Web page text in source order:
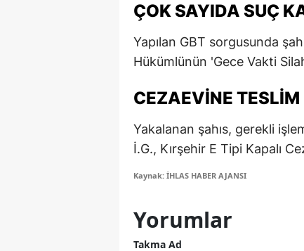
ÇOK SAYIDA SUÇ
Yapılan GBT sorgusunda
Hükümlünün 'Gece Vakti
CEZAEVINE TESLIM
Yakalanan şahıs, gerekli
İ.G., Kırşehir E Tipi Kapalı
Kaynak: İHLAS HABER AJANSI
Yorumlar
Takma Ad